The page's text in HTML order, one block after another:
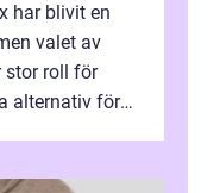
har blivit en
valet av
stor roll för
alternativ för